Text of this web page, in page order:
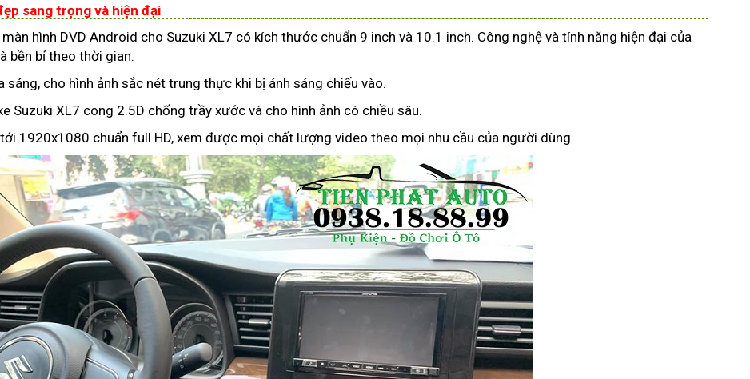
sang trọng và hiện đại
hình DVD Android cho Suzuki XL7 có kích thước chuẩn 9 inch và 10.1 inch. Công nghệ và tính năng hiện đại của
bền bỉ theo thời gian.
cho hình ảnh sắc nét trung thực khi bị ánh sáng chiếu vào.
Suzuki XL7 cong 2.5D chống trầy xước và cho hình ảnh có chiều sâu.
1920x1080 chuẩn full HD, xem được mọi chất lượng video theo mọi nhu cầu của người dùng.